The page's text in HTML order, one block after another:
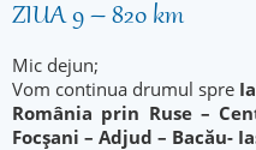
ZIUA 9 – 820 km
Mic dejun;
Vom continua drumul spre
România prin Ruse –
Focșani – Adjud – Bacău-